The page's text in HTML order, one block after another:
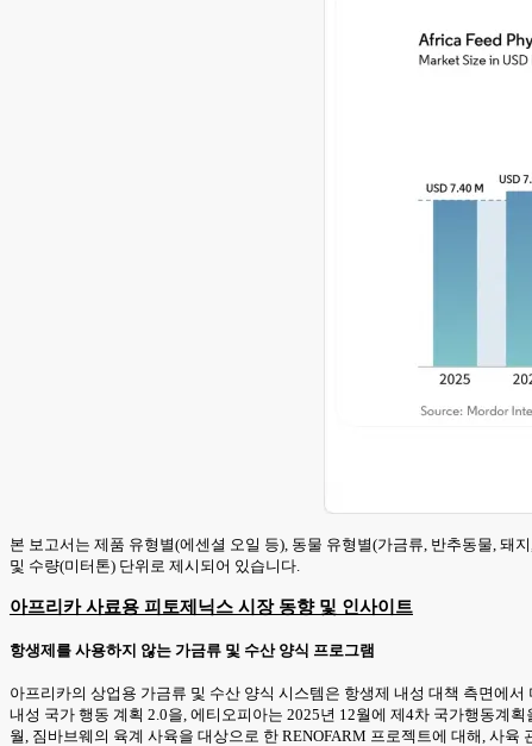
본 보고서는 제품 유형별(에센셜 오일 등), 동물 유형별(가금류, 반추동물, 돼
및 수량(미터톤) 단위로 제시되어 있습니다.
아프리카 사료용 피토제닉스 시장 동향 및 인사이트
항생제를 사용하지 않는 가금류 및 수산 양식 프로그램
아프리카의 상업용 가금류 및 수산 양식 시스템은 항생제 내성 대책 측면에
내성 국가 행동 계획 2.0을, 에티오피아는 2025년 12월에 제4차 국가행동계
월, 짐바브웨의 육계 사육을 대상으로 한 RENOFARM 프로젝트에 대해, 사